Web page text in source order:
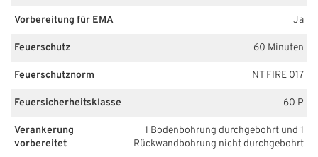
Vorbereitung für EMA Ja
Feuerschutz 60 Minuten
Feuerschutznorm NT FIRE 017
Feuersicherheitsklasse 60 P
Verankerung
vorbereitet
1 Bodenbohrung durchgebohrt und 1
Rückwandbohrung nicht durchgebohrt